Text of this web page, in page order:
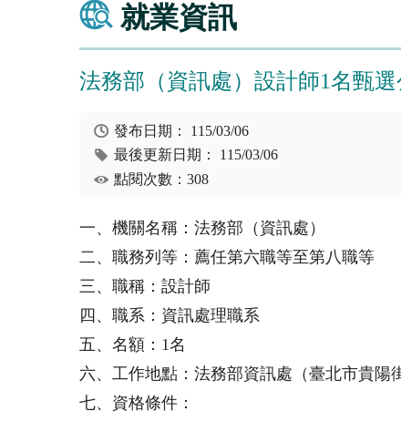
就業資訊
法務部（資訊處）設計師1名甄選
發布日期： 115/03/06
最後更新日期： 115/03/06
點閱次數：308
一、機關名稱：法務部（資訊處）
二、職務列等：薦任第六職等至第八職等
三、職稱：設計師
四、職系：資訊處理職系
五、名額：1名
六、工作地點：法務部資訊處（臺北市貴陽
七、資格條件：